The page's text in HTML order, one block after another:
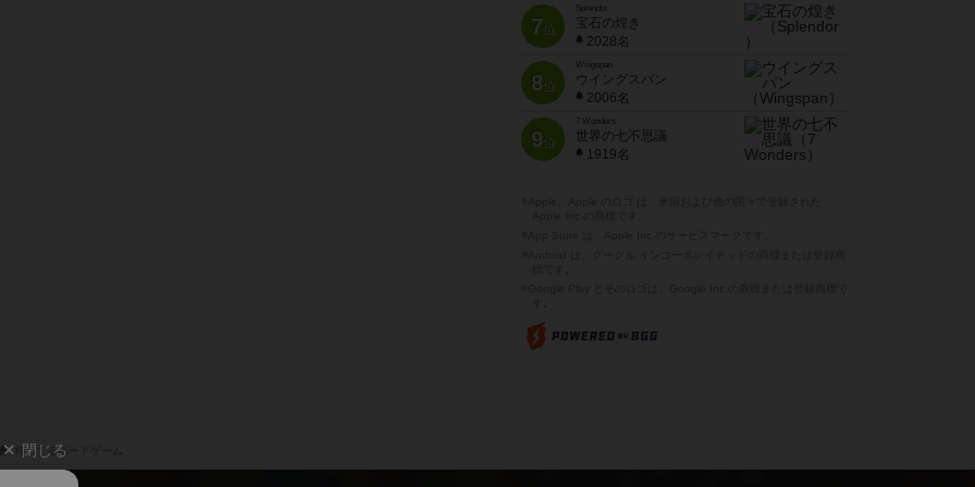
7位
Splendor
宝石の煌き
2028名
8位
Wingspan
ウイングスパン
2006名
9位
7 Wonders
世界の七不思議
1919名
持ってるボードゲーム
閉じる